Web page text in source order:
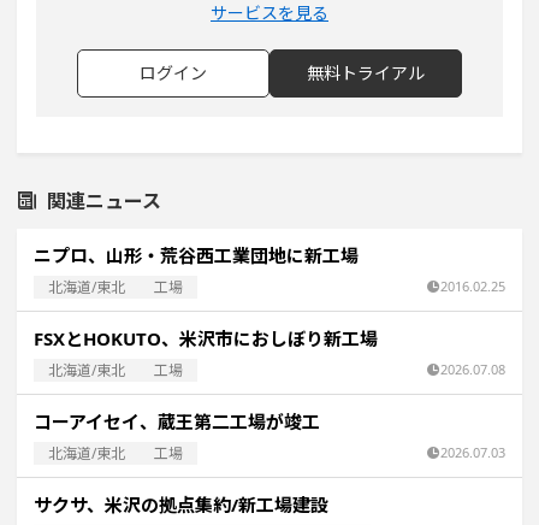
サービスを見る
ログイン 無料トライアル
関連ニュース
ニプロ、山形・荒谷西工業団地に新工場
北海道/東北 工場 2016.02.25
FSXとHOKUTO、米沢市におしぼり新工場
北海道/東北 工場 2026.07.08
コーアイセイ、蔵王第二工場が竣工
北海道/東北 工場 2026.07.03
サクサ、米沢の拠点集約/新工場建設